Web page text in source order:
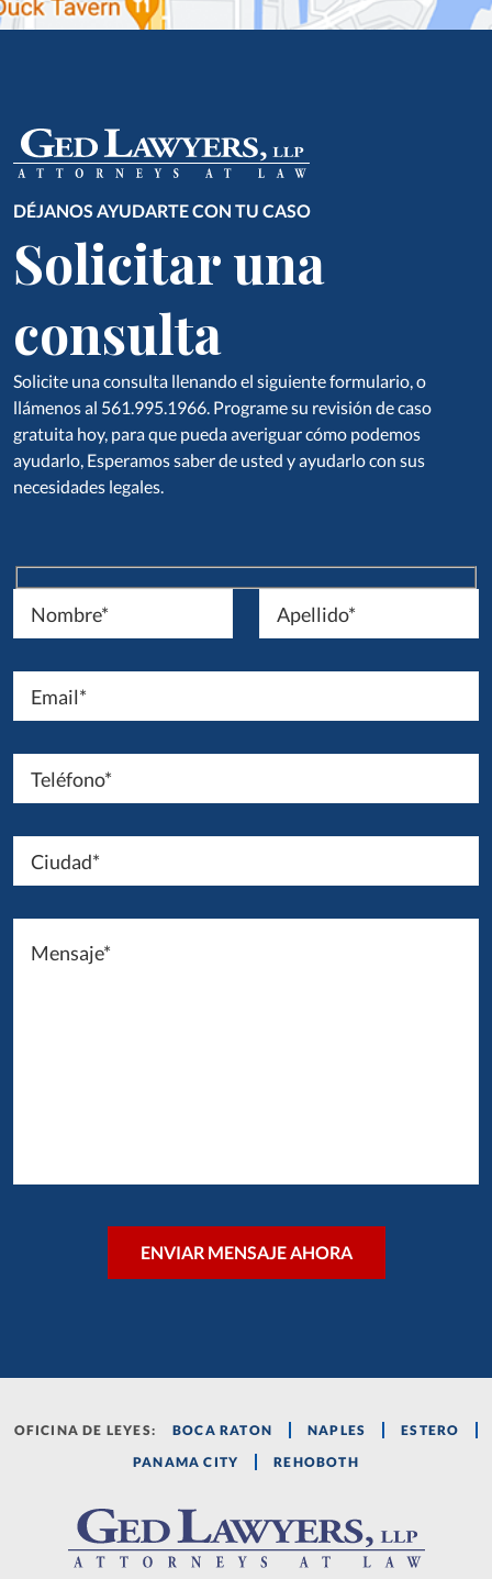
DÉJANOS AYUDARTE CON TU CASO
Solicitar una
consulta
Solicite una consulta llenando el siguiente formulario, o
llámenos al 561.995.1966. Programe su revisión de caso
gratuita hoy, para que pueda averiguar cómo podemos
ayudarlo, Esperamos saber de usted y ayudarlo con sus
necesidades legales.
OFICINA DE LEYES: BOCA RATON NAPLES
ESTERO
PANAMA CITY
REHOBOTH